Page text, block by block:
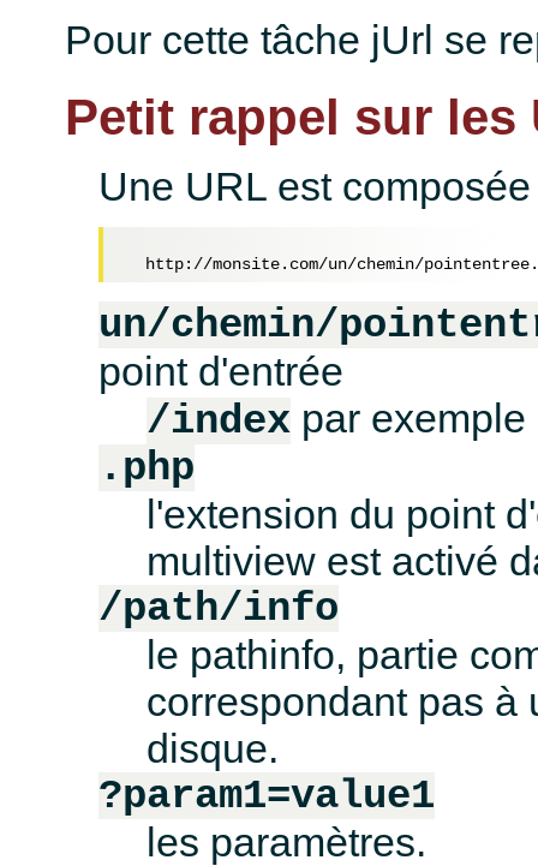
Pour cette tâche jUrl se
Petit rappel sur les
Une URL est
un/chemin/
point d'entrée
/index par exemple
.php
l'extension du point
multiview est activé
/path/info
le pathinfo, partie
correspondant pas à
disque.
?param1=value1
les paramètres.